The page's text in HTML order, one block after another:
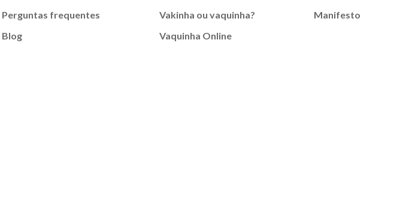
Perguntas frequentes
Blog
Vakinha ou vaquinha?
Vaquinha Online
Manifesto